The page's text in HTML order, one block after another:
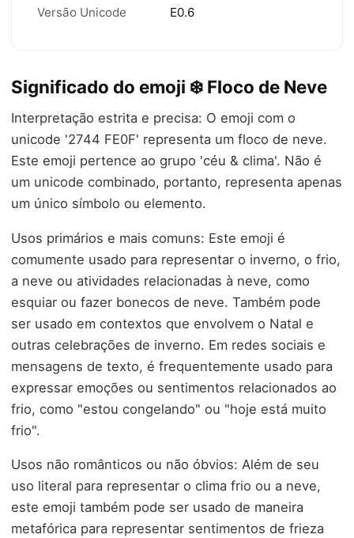
Versão Unicode E0.6
Significado do emoji ❄️ Floco de Neve
Interpretação estrita e precisa: O emoji com o
unicode '2744 FE0F' representa um floco de neve.
Este emoji pertence ao grupo 'céu & clima'. Não é
um unicode combinado, portanto, representa apenas
um único símbolo ou elemento.
Usos primários e mais comuns: Este emoji é
comumente usado para representar o inverno, o frio,
a neve ou atividades relacionadas à neve, como
esquiar ou fazer bonecos de neve. Também pode
ser usado em contextos que envolvem o Natal e
outras celebrações de inverno. Em redes sociais e
mensagens de texto, é frequentemente usado para
expressar emoções ou sentimentos relacionados ao
frio, como "estou congelando" ou "hoje está muito
frio".
Usos não românticos ou não óbvios: Além de seu
uso literal para representar o clima frio ou a neve,
este emoji também pode ser usado de maneira
metafórica para representar sentimentos de frieza